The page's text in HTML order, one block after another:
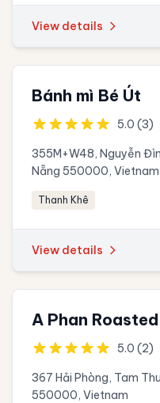
View details
Bánh mì Bé Út
5.0 (3)
355M+W48, Nguyễn
Nẵng 550000, Vietnam
Thanh Khê
View details
A Phan
5.0 (2)
367 Hải Phòng, Tam
550000, Vietnam